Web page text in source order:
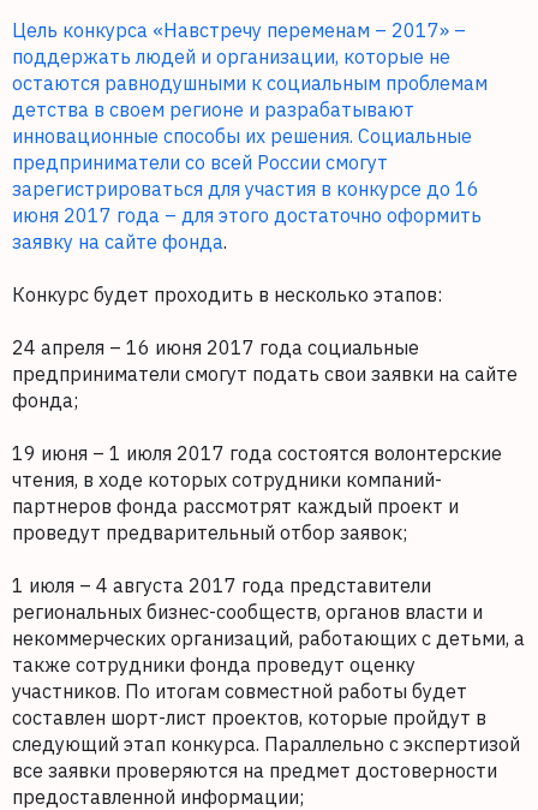
Цель конкурса «Навстречу переменам – 2017» –
поддержать людей и организации, которые не
остаются равнодушными к социальным проблемам
детства в своем регионе и разрабатывают
инновационные способы их решения. Социальные
предприниматели со всей России смогут
зарегистрироваться для участия в конкурсе до 16
июня 2017 года – для этого достаточно оформить
заявку на сайте фонда.
Конкурс будет проходить в несколько этапов:
24 апреля – 16 июня 2017 года социальные
предприниматели смогут подать свои заявки на сайте
фонда;
19 июня – 1 июля 2017 года состоятся волонтерские
чтения, в ходе которых сотрудники компаний-
партнеров фонда рассмотрят каждый проект и
проведут предварительный отбор заявок;
1 июля – 4 августа 2017 года представители
региональных бизнес-сообществ, органов власти и
некоммерческих организаций, работающих с детьми, а
также сотрудники фонда проведут оценку
участников. По итогам совместной работы будет
составлен шорт-лист проектов, которые пройдут в
следующий этап конкурса. Параллельно с экспертизой
все заявки проверяются на предмет достоверности
предоставленной информации;